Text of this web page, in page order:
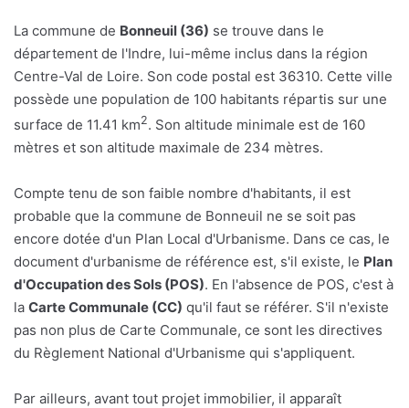
La commune de Bonneuil (36) se trouve dans le
département de l'Indre, lui-même inclus dans la région
Centre-Val de Loire. Son code postal est 36310. Cette ville
possède une population de 100 habitants répartis sur une
surface de 11.41 km2. Son altitude minimale est de 160
mètres et son altitude maximale de 234 mètres.
Compte tenu de son faible nombre d'habitants, il est
probable que la commune de Bonneuil ne se soit pas
encore dotée d'un Plan Local d'Urbanisme. Dans ce cas, le
document d'urbanisme de référence est, s'il existe, le Plan
d'Occupation des Sols (POS). En l'absence de POS, c'est à
la Carte Communale (CC) qu'il faut se référer. S'il n'existe
pas non plus de Carte Communale, ce sont les directives
du Règlement National d'Urbanisme qui s'appliquent.
Par ailleurs, avant tout projet immobilier, il apparaît